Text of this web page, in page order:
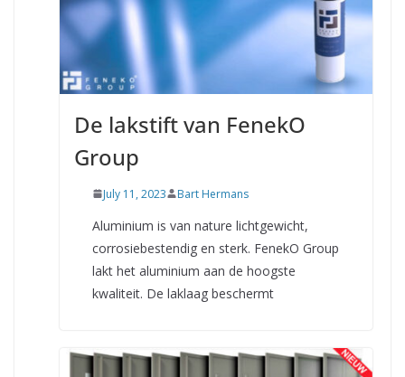
De lakstift van FenekO
Group
July 11, 2023 Bart Hermans
Aluminium is van nature lichtgewicht,
corrosiebestendig en sterk. FenekO Group
lakt het aluminium aan de hoogste
kwaliteit. De laklaag beschermt